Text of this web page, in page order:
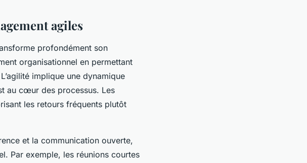
agiles
profondément son
organisationnel en permettant
implique une dynamique
au cœur des processus. Les
les retours fréquents plutôt
et la communication ouverte,
Par exemple, les réunions courtes